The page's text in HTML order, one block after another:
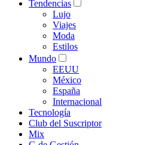
Tendencias
Lujo
Viajes
Moda
Estilos
Mundo
EEUU
México
España
Internacional
Tecnología
Club del Suscriptor
Mix